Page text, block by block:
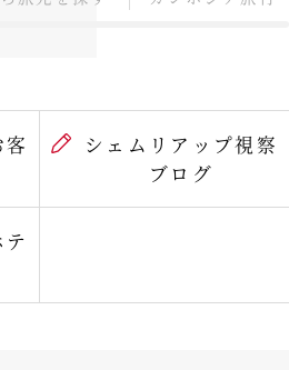
シェムリアップ視察
ブログ